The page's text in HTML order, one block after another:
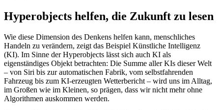
Hyperobjects helfen, die Zukunft zu lesen
Wie diese Dimension des Denkens helfen kann, menschliches
Handeln zu verändern, zeigt das Beispiel Künstliche Intelligenz
(KI). Im Sinne der Hyperobjects lässt sich auch KI als
eigenständiges Objekt betrachten: Die Summe aller KIs dieser Welt
– von Siri bis zur automatischen Fabrik, vom selbstfahrenden
Fahrzeug bis zum KI-erzeugten Wetterbericht – wird uns im Alltag,
im Großen wie im Kleinen, so prägen, dass wir nicht mehr ohne
Algorithmen auskommen werden.